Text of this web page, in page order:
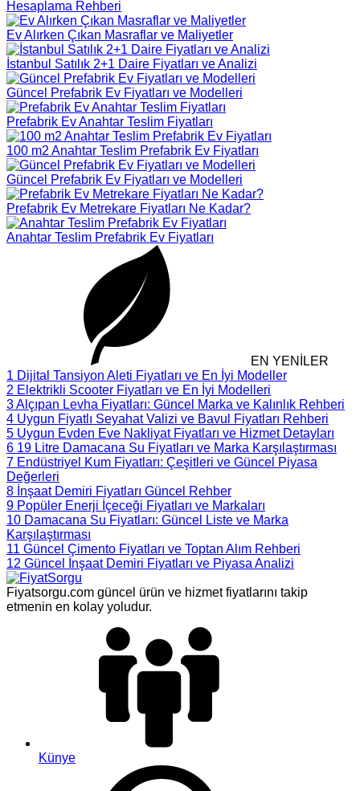
Hesaplama Rehberi
Ev Alırken Çıkan Masraflar ve Maliyetler
İstanbul Satılık 2+1 Daire Fiyatları ve Analizi
Güncel Prefabrik Ev Fiyatları ve Modelleri
Prefabrik Ev Anahtar Teslim Fiyatları
100 m2 Anahtar Teslim Prefabrik Ev Fiyatları
Güncel Prefabrik Ev Fiyatları ve Modelleri
Prefabrik Ev Metrekare Fiyatları Ne Kadar?
Anahtar Teslim Prefabrik Ev Fiyatları
EN YENİLER
1 Dijital Tansiyon Aleti Fiyatları ve En İyi Modeller
2 Elektrikli Scooter Fiyatları ve En İyi Modelleri
3Alçıpan Levha Fiyatları: Güncel Marka ve Kalınlık Rehberi
4 Uygun Fiyatlı Seyahat Valizi ve Bavul Fiyatları Rehberi
5 Uygun Evden Eve Nakliyat Fiyatları ve Hizmet Detayları
6 19 Litre Damacana Su Fiyatları ve Marka Karşılaştırması
7 Endüstriyel Kum Fiyatları: Çeşitleri ve Güncel Piyasa
Değerleri
8 İnşaat Demiri Fiyatları Güncel Rehber
9 Popüler Enerji İçeceği Fiyatları ve Markaları
10 Damacana Su Fiyatları: Güncel Liste ve Marka
Karşılaştırması
11 Güncel Çimento Fiyatları ve Toptan Alım Rehberi
12 Güncel İnşaat Demiri Fiyatları ve Piyasa Analizi
Fiyatsorgu.com güncel ürün ve hizmet fiyatlarını takip
etmenin en kolay yoludur.
Künye